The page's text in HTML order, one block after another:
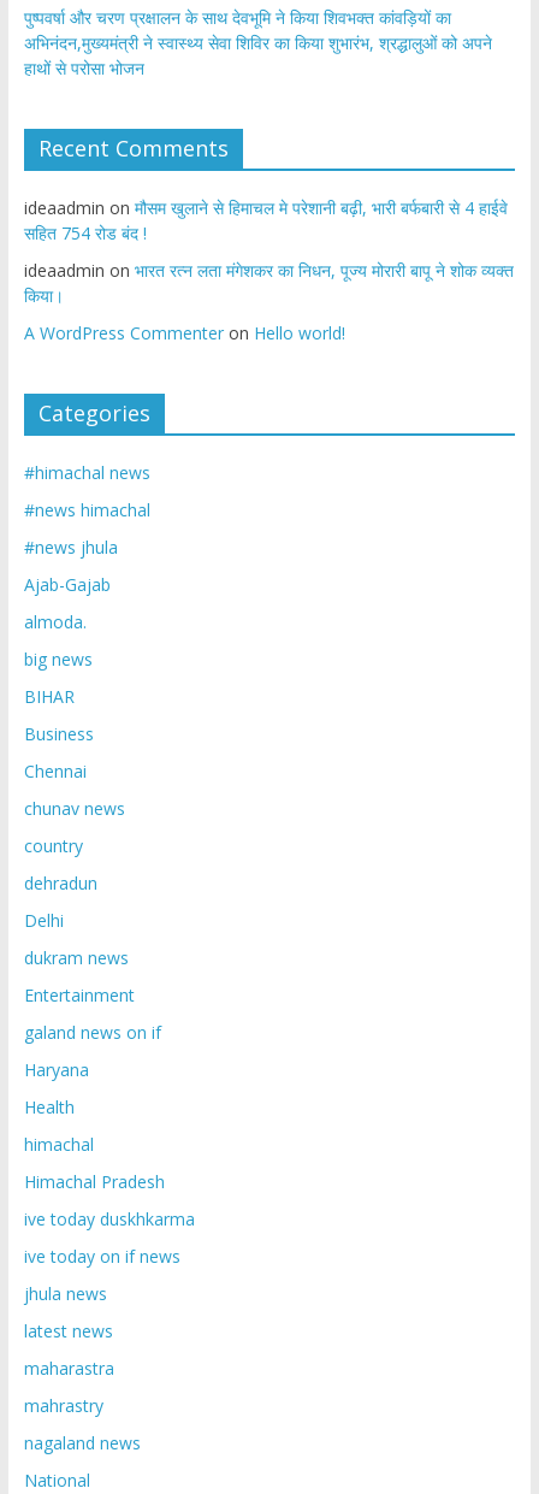
पुष्पवर्षा और चरण प्रक्षालन के साथ देवभूमि ने किया शिवभक्त कांवड़ियों का
अभिनंदन,मुख्यमंत्री ने स्वास्थ्य सेवा शिविर का किया शुभारंभ, श्रद्धालुओं को अपने
हाथों से परोसा भोजन
Recent Comments
ideaadmin on मौसम खुलाने से हिमाचल मे परेशानी बढ़ी, भारी बर्फबारी से 4 हाईवे
सहित 754 रोड बंद !
ideaadmin on भारत रत्न लता मंगेशकर का निधन, पूज्य मोरारी बापू ने शोक व्यक्त
किया।
A WordPress Commenteron Hello world!
Categories
#himachal news
#news himachal
#news jhula
Ajab-Gajab
almoda.
big news
BIHAR
Business
Chennai
chunav news
country
dehradun
Delhi
dukram news
Entertainment
galand news on if
Haryana
Health
himachal
Himachal Pradesh
ive today duskhkarma
ive today on if news
jhula news
latest news
maharastra
mahrastry
nagaland news
National